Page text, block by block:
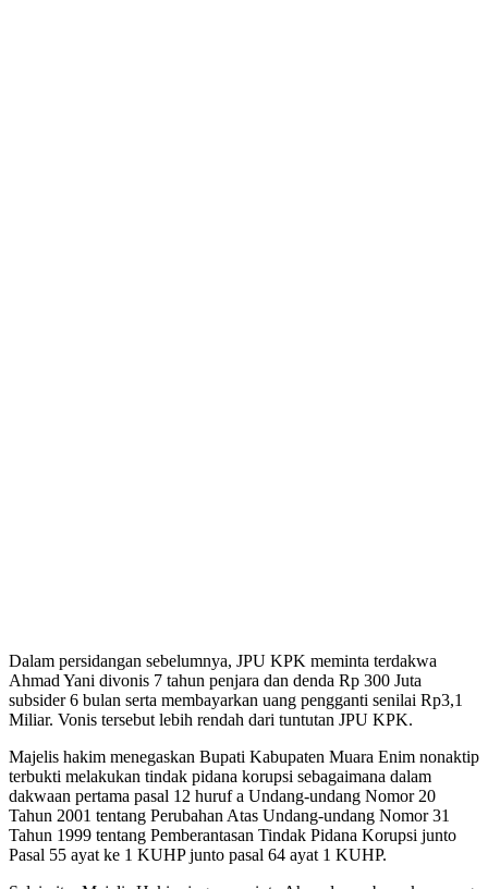
Dalam persidangan sebelumnya, JPU KPK meminta terdakwa
Ahmad Yani divonis 7 tahun penjara dan denda Rp 300 Juta
subsider 6 bulan serta membayarkan uang pengganti senilai Rp3,1
Miliar. Vonis tersebut lebih rendah dari tuntutan JPU KPK.
Majelis hakim menegaskan Bupati Kabupaten Muara Enim nonaktip
terbukti melakukan tindak pidana korupsi sebagaimana dalam
dakwaan pertama pasal 12 huruf a Undang-undang Nomor 20
Tahun 2001 tentang Perubahan Atas Undang-undang Nomor 31
Tahun 1999 tentang Pemberantasan Tindak Pidana Korupsi junto
Pasal 55 ayat ke 1 KUHP junto pasal 64 ayat 1 KUHP.